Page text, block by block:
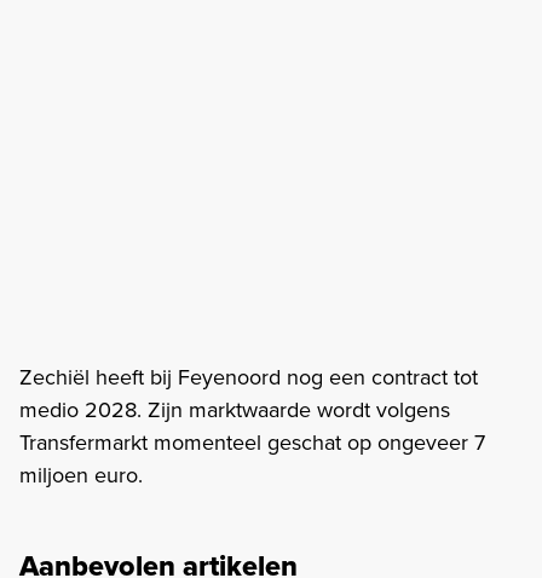
Zechiël heeft bij Feyenoord nog een contract tot
medio 2028. Zijn marktwaarde wordt volgens
Transfermarkt momenteel geschat op ongeveer 7
miljoen euro.
Aanbevolen artikelen